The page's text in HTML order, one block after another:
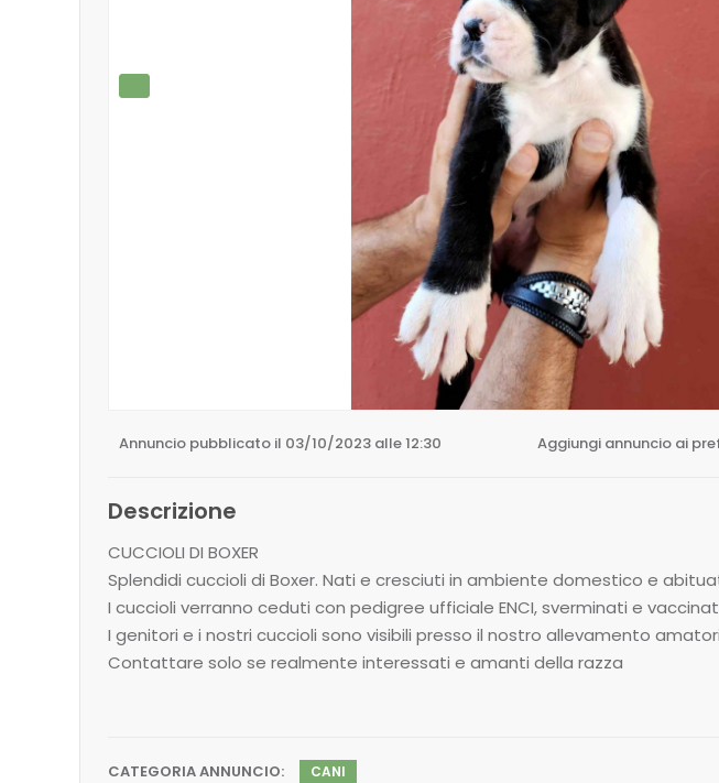
Annuncio pubblicato il 03/10/2023 alle 12:30 Aggiungi annuncio ai
Descrizione
CUCCIOLI DI BOXER
Splendidi cuccioli di Boxer. Nati e cresciuti in ambiente domestico e
I cuccioli verranno ceduti con pedigree ufficiale ENCI, sverminati e
I genitori e i nostri cuccioli sono visibili presso il nostro allevamento
Contattare solo se realmente interessati e amanti della razza
CATEGORIA ANNUNCIO: CANI